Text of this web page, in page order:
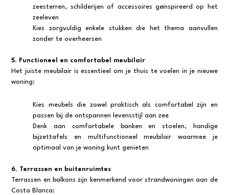
zeesterren, schilderijen of accessoires geïnspireerd op het
zeeleven
Kies zorgvuldig enkele stukken die het thema aanvullen
zonder te overheersen
5. Functioneel en comfortabel meubilair
Het juiste meubilair is essentieel om je thuis te voelen in je nieuwe
woning:
Kies meubels die zowel praktisch als comfortabel zijn en
passen bij de ontspannen levensstijl aan zee
Denk aan comfortabele banken en stoelen, handige
bijzettafels en multifunctioneel meubilair waarmee je
optimaal van je woning kunt genieten
6. Terrassen en buitenruimtes
Terrassen en balkons zijn kenmerkend voor strandwoningen aan de
Costa Blanca: